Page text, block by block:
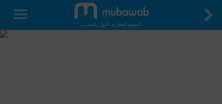
الموقع العقاري الأول بالمغرب